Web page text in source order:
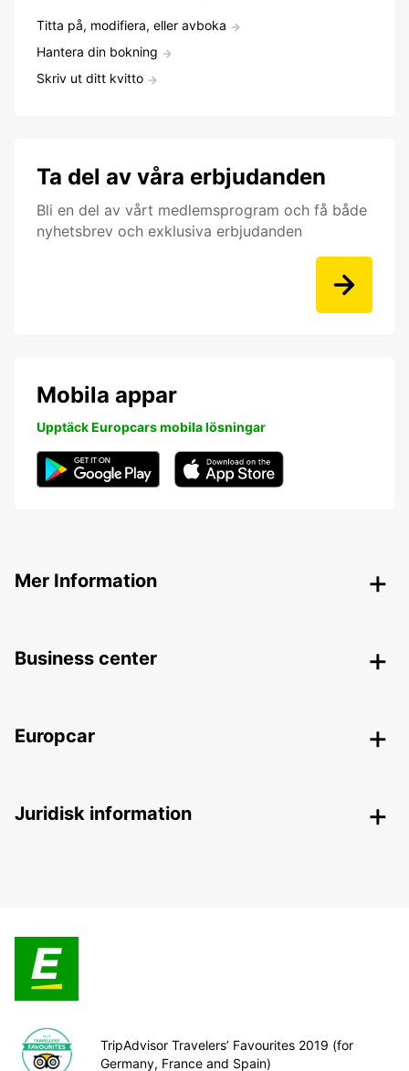
Titta på, modifiera, eller avboka
Hantera din bokning
Skriv ut ditt kvitto
Ta del av våra erbjudanden
Bli en del av vårt medlemsprogram och få både
nyhetsbrev och exklusiva erbjudanden
Mobila appar
Upptäck Europcars mobila lösningar
Mer Information
Business center
Europcar
Juridisk information
TripAdvisor Travelers’ Favourites 2019 (for
Germany, France and Spain)